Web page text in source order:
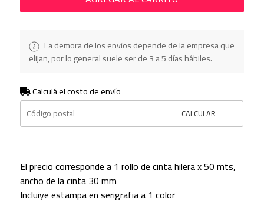
La demora de los envíos depende de la empresa que
elijan, por lo general suele ser de 3 a 5 días hábiles.
Calculá el costo de envío
CALCULAR
El precio corresponde a 1 rollo de cinta hilera x 50 mts,
ancho de la cinta 30 mm
Incluiye estampa en serigrafia a 1 color